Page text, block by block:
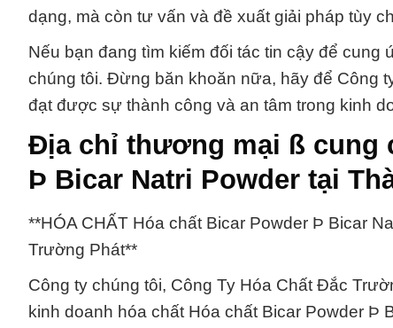
dạng, mà còn tư vấn và đề xuất giải pháp tùy
Nếu bạn đang tìm kiếm đối tác tin cậy để
chúng tôi. Đừng băn khoăn nữa, hãy để Công
đạt được sự thành công và an tâm trong kinh
Địa chỉ thương mại ß cung
Þ Bicar Natri Powder tại
**HÓA CHẤT Hóa chất Bicar Powder Þ Bicar
Trường Phát**
Công ty chúng tôi, Công Ty Hóa Chất Đắc
kinh doanh hóa chất Hóa chất Bicar Powder Þ